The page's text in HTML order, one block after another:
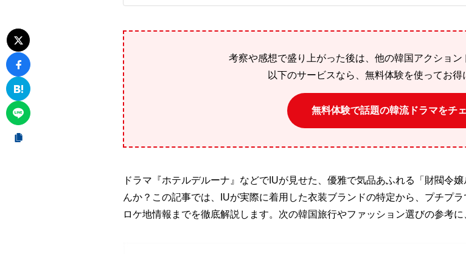
考察や感想で盛り上がった後は、他の韓国アクション
以下のサービスなら、無料体験を使ってお得
無料体験で話題の韓流ドラマをチ
ドラマ『ホテルデルーナ』などでIUが見せた、優雅で気品あふれる「財閥令
んか？この記事では、IUが実際に着用した衣装ブランドの特定から、プチプ
ロケ地情報までを徹底解説します。次の韓国旅行やファッション選びの参考に